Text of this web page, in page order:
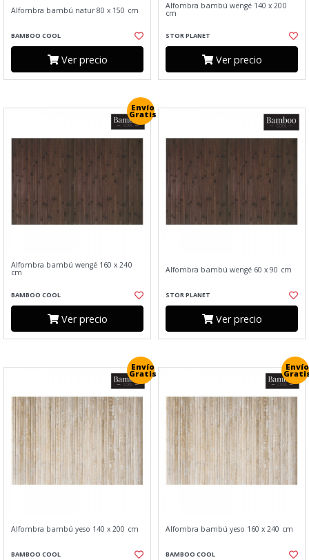
Alfombra bambú natur 80 x 150 cm
BAMBOO COOL
Ver precio
Alfombra bambú wengé 140 x 200
cm
STOR PLANET
Ver precio
Envío
Gratis
Alfombra bambú wengé 160 x 240
cm
BAMBOO COOL
Ver precio
Alfombra bambú wengé 60 x 90 cm
STOR PLANET
Ver precio
Envío
Gratis
Alfombra bambú yeso 140 x 200 cm
BAMBOO COOL
Envío
Alfombra bambú yeso 160 x 240 cm
BAMBOO COOL